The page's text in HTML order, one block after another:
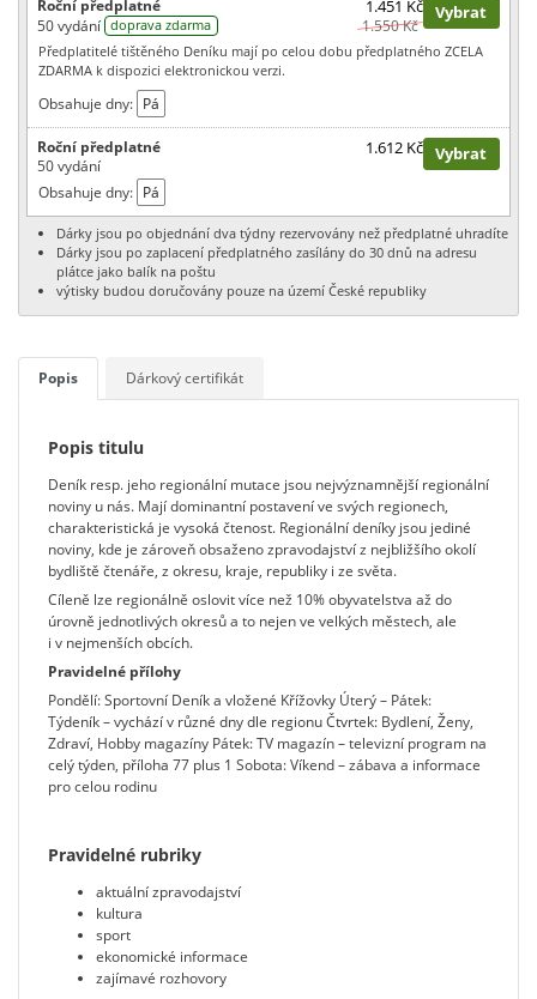
Roční předplatné
50 vydání doprava zdarma
1.451 Kč
1.550 Kč
Vybrat
Předplatitelé tištěného Deníku mají po celou dobu předplatného ZCELA
ZDARMA k dispozici elektronickou­ verzi.
Obsahuje dny: Pá
Roční předplatné
50 vydání
1.612 Kč Vybrat
Obsahuje dny: Pá
Dárky jsou po objednání dva týdny rezervovány než předplatné uhradíte
Dárky jsou po zaplacení předplatného zasílány do 30 dnů na adresu
plátce jako balík na poštu
výtisky budou doručovány pouze na území České republiky
Popis Dárkový certifikát
Popis titulu
Deník resp. jeho regionální mutace jsou nejvýznamnější regionální
noviny u nás. Mají dominantní postavení ve svých regionech,
charakteristická je vysoká čtenost. Regionální deníky jsou jediné
noviny, kde je zároveň obsaženo zpravodajství z nejbližšího okolí
bydliště čtenáře, z okresu, kraje, republiky i ze světa.
Cíleně lze regionálně oslovit více než 10% obyvatelstva až do
úrovně jednotlivých okresů a to nejen ve velkých městech, ale
i v nejmenších obcích.
Pravidelné přílohy
Pondělí: Sportovní Deník a vložené Křížovky Úterý – Pátek:
Týdeník – vychází v různé dny dle regionu Čtvrtek: Bydlení, Ženy,
Zdraví, Hobby magazíny Pátek: TV magazín – televizní program na
celý týden, příloha 77 plus 1 Sobota: Víkend – zábava a informace
pro celou rodinu
Pravidelné rubriky
aktuální zpravodajství
kultura
sport
ekonomické informace
zajímavé rozhovory